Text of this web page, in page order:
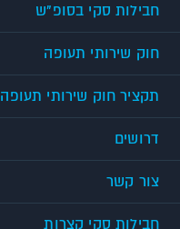
חבילות סקי בסופ"ש
חוק שירותי תעופה
תקציר חוק שירותי תעופה
דרושים
צור קשר
חבילות סקי קצרות